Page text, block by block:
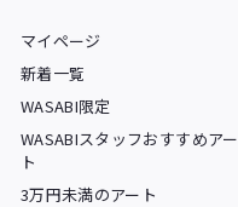
マイページ
新着一覧
WASABI限定
WASABIスタッフおすすめアー
ト
3万円未満のアート